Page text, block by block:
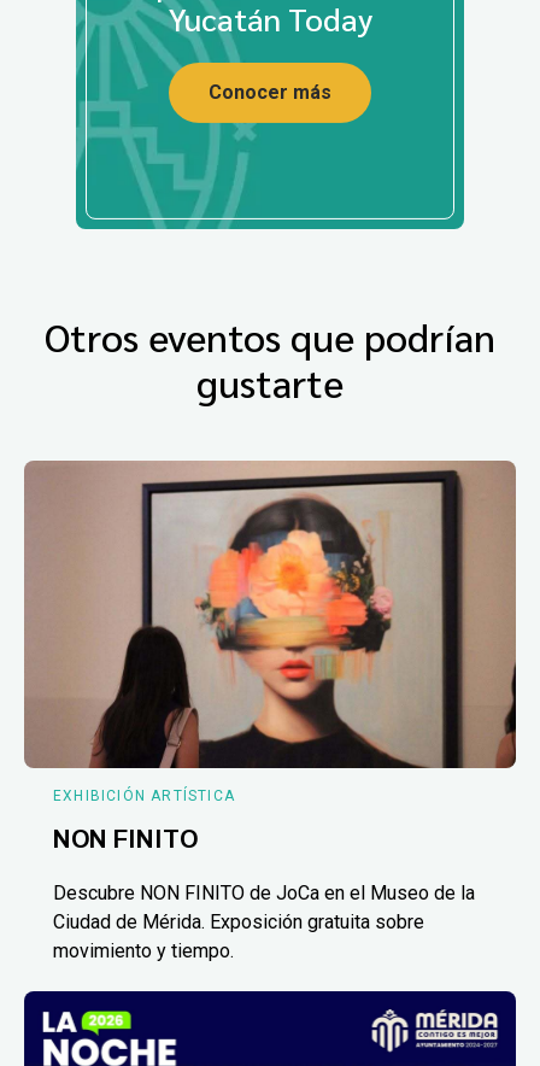
Yucatán Today
Conocer más
Otros eventos que podrían
gustarte
EXHIBICIÓN ARTÍSTICA
NON FINITO
Descubre NON FINITO de JoCa en el Museo de la
Ciudad de Mérida. Exposición gratuita sobre
movimiento y tiempo.